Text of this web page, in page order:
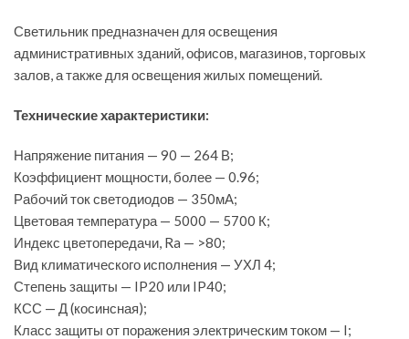
Светильник предназначен для освещения
административных зданий, офисов, магазинов, торговых
залов, а также для освещения жилых помещений.
Технические характеристики:
Напряжение питания — 90 — 264 В;
Коэффициент мощности, более — 0.96;
Рабочий ток светодиодов — 350мА;
Цветовая температура — 5000 — 5700 К;
Индекс цветопередачи, Ra — >80;
Вид климатического исполнения — УХЛ 4;
Степень защиты — IP20 или IP40;
КСС — Д (косинсная);
Класс защиты от поражения электрическим током — I;